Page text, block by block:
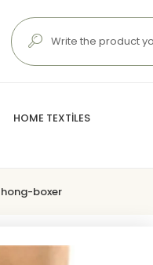
HOME TEXTİLES
boxer